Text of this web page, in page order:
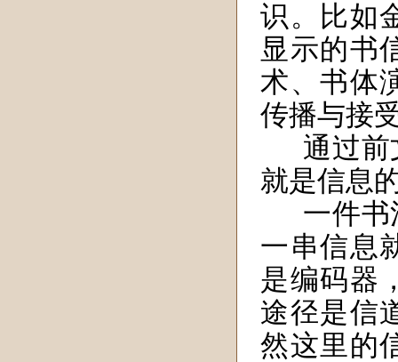
识。比如
显示的书
术、书体
传播与接
通过
就是信息
一件
一串信息
是编码器
途径是信
然这里的